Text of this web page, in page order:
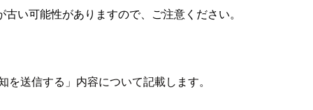
い可能性がありますので、ご注意ください。
送信する」内容について記載します。